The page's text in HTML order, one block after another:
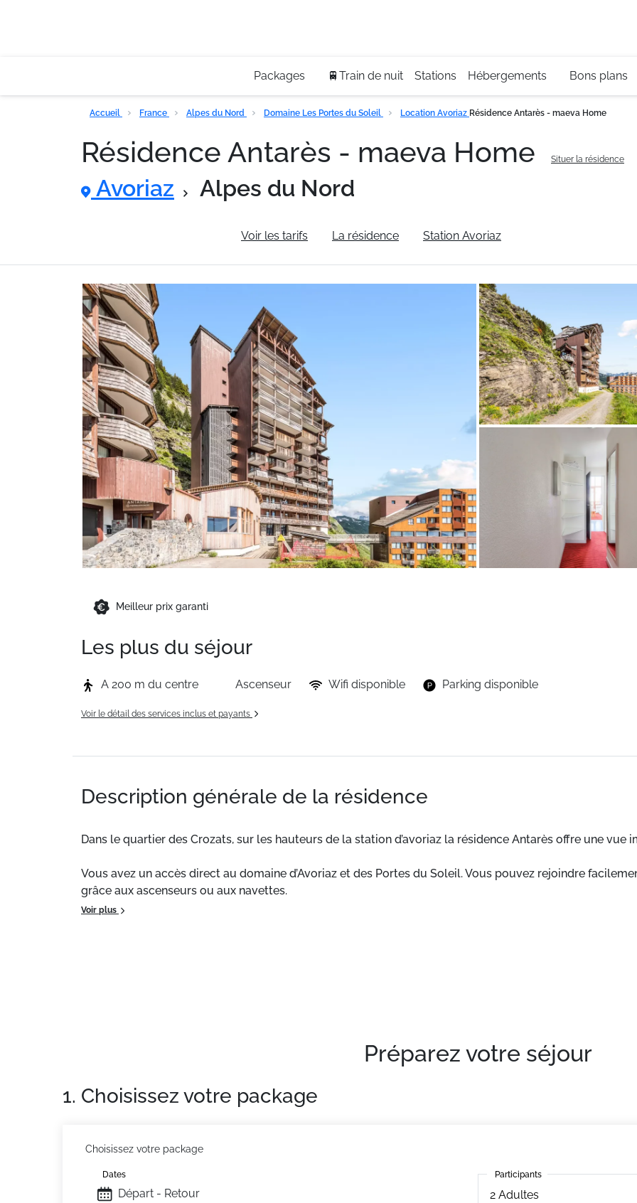
Packages 🚆Train de nuit Stations Hébergements Bons plans
Accueil France Alpes du Nord Domaine Les Portes du Soleil Location Avoriaz Résidence Antarès - maeva Home
Résidence Antarès - maeva Home Situer la résidence
Avoriaz Alpes du Nord
Voir les tarifs La résidence Station Avoriaz
Meilleur prix garanti
Les plus du séjour
A 200 m du centre Ascenseur Wifi disponible Parking disponible
Voir le détail des services inclus et payants
Description générale de la résidence
Dans le quartier des Crozats, sur les hauteurs de la station d’avoriaz la résidence Antarès offre une vue
Vous avez un accès direct au domaine d’Avoriaz et des Portes du Soleil. Vous pouvez rejoindre
grâce aux ascenseurs ou aux navettes.
Voir plus
Préparez votre séjour
1. Choisissez votre package
Choisissez votre package
Départ - Retour
Dates Participants
2 Adultes
Participants